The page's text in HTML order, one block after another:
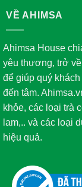
VỀ AHIMSA
Ahimsa House
yêu thương, trở
để giúp quý
đến tâm.
khỏe, các loại trà
lam,.. và các loại
hiệu quả.